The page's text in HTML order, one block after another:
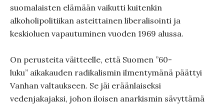
suomalaisten elämään vaikutti kuitenkin
alkoholipolitiikan asteittainen liberalisointi ja
keskioluen vapautuminen vuoden 1969 alussa.
On perusteita väitteelle, että Suomen ”60-
luku” aikakauden radikalismin ilmentymänä päättyi
Vanhan valtaukseen. Se jäi eräänlaiseksi
vedenjakajaksi, johon iloisen anarkismin sävyttämä